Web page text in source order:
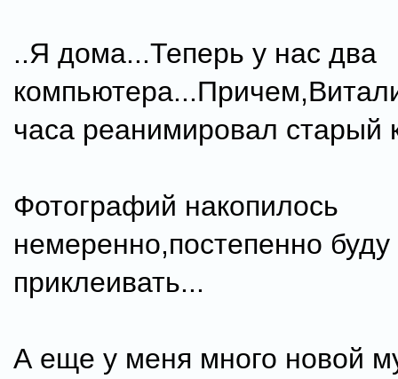
..Я дома...Теперь у нас два
часа реанимировал старый
Фотографий накопилось
немеренно,постепенно буду
приклеивать...
А еще у меня много новой